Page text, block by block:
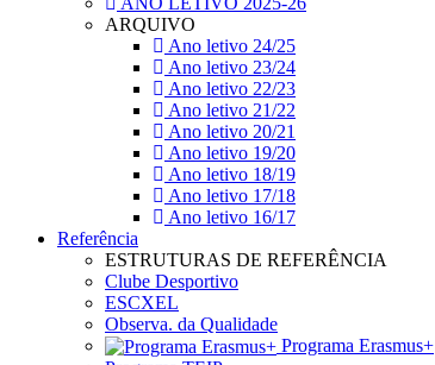
ARQUIVO
Ano letivo 24/25
Ano letivo 23/24
Ano letivo 22/23
Ano letivo 21/22
Ano letivo 20/21
Ano letivo 19/20
Ano letivo 18/19
Ano letivo 17/18
Ano letivo 16/17
Referência
ESTRUTURAS DE REFERÊNCIA
Clube Desportivo
ESCXEL
Observa. da Qualidade
Programa Erasmus+